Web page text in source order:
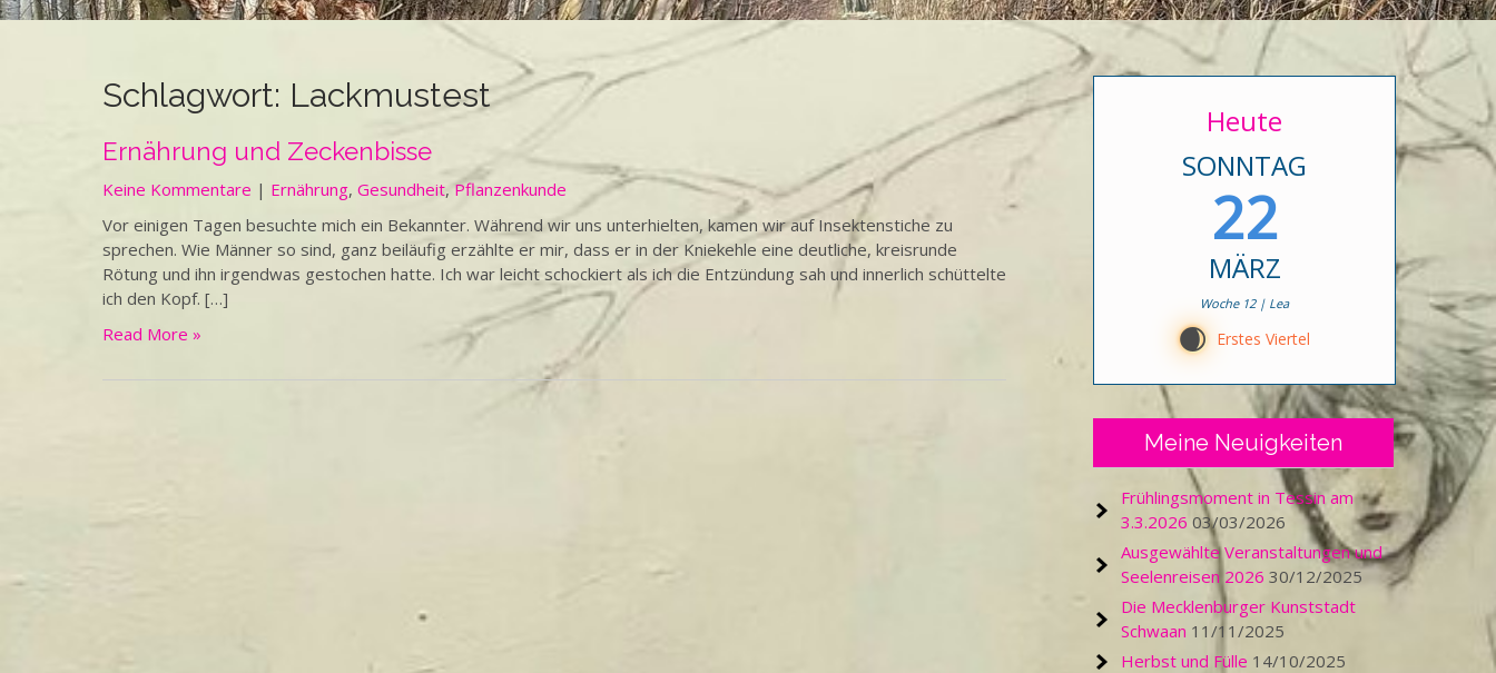
Schlagwort: Lackmustest
Ernährung und Zeckenbisse
Keine Kommentare | Ernährung, Gesundheit, Pflanzenkunde
Vor einigen Tagen besuchte mich ein Bekannter. Während wir uns unterhielten, kamen wir auf Insektenstiche zu
sprechen. Wie Männer so sind, ganz beiläufig erzählte er mir, dass er in der Kniekehle eine deutliche, kreisrunde
Rötung und ihn irgendwas gestochen hatte. Ich war leicht schockiert als ich die Entzündung sah und innerlich schüttelte
ich den Kopf. […]
Read More »
Heute
SONNTAG
22
MÄRZ
Woche 12 | Lea
D Erstes Viertel
Meine Neuigkeiten
Frühlingsmoment in Tessin am
3.3.2026 03/03/2026
Ausgewählte Veranstaltungen und
Seelenreisen 2026 30/12/2025
Die Mecklenburger Kunststadt
Schwaan 11/11/2025
Herbst und Fülle 14/10/2025